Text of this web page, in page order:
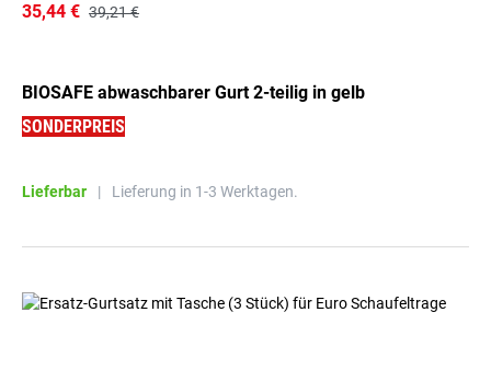
35,44 € 39,21 €
BIOSAFE abwaschbarer Gurt 2-teilig in gelb
SONDERPREIS
Lieferbar | Lieferung in 1-3 Werktagen.